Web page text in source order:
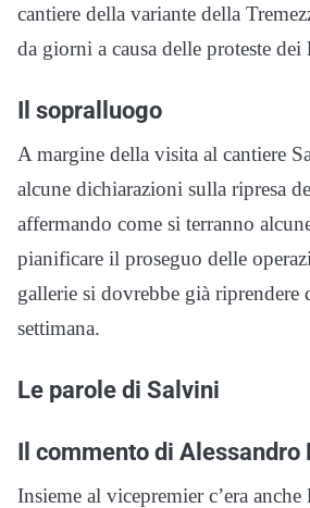
cantiere della variante della
da giorni a causa delle proteste dei
Il sopralluogo
A margine della visita al cantiere
alcune dichiarazioni sulla ripresa
affermando come si terranno
pianificare il proseguo delle
gallerie si dovrebbe già riprendere
settimana.
Le parole di Salvini
Il commento di Alessandro
Insieme al vicepremier c’era anche